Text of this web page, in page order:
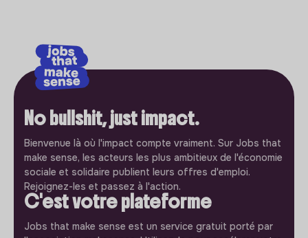
No bullshit, just impact.
Bienvenue là où l'impact compte vraiment. Sur Jobs that
make sense, les acteurs les plus ambitieux de l'économie
sociale et solidaire publient leurs offres d'emploi.
Rejoignez-les et passez à l'action.
C'est votre plateforme
Jobs that make sense est un service gratuit porté par